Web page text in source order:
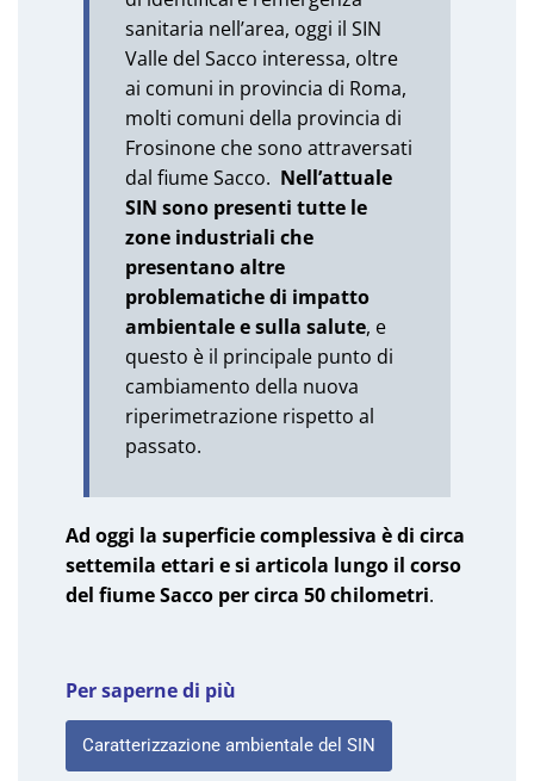
sanitaria nell’area, oggi il SIN
Valle del Sacco interessa, oltre
ai comuni in provincia di Roma,
molti comuni della provincia di
Frosinone che sono attraversati
dal fiume Sacco. Nell’attuale
SIN sono presenti tutte le
zone industriali che
presentano altre
problematiche di impatto
ambientale e sulla salute, e
questo è il principale punto di
cambiamento della nuova
riperimetrazione rispetto al
passato.
Ad oggi la superficie complessiva è di circa
settemila ettari e si articola lungo il corso
del fiume Sacco per circa 50 chilometri.
Per saperne di più
Caratterizzazione ambientale del SIN